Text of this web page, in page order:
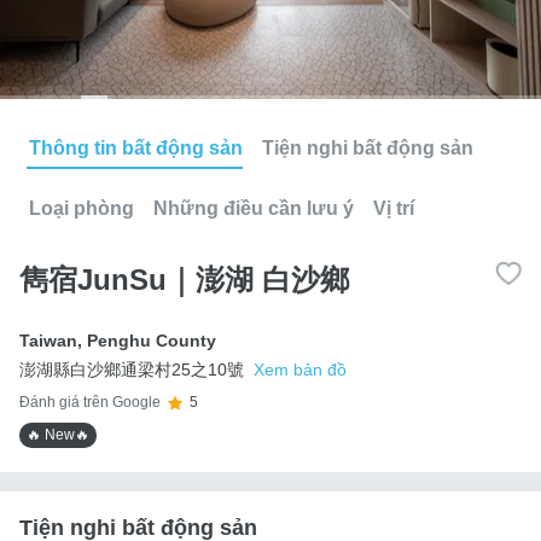
Thông tin bất động sản Tiện nghi bất động sản
Loại phòng Những điều cần lưu ý Vị trí
雋宿JunSu｜澎湖 白沙鄉
Taiwan, Penghu County
澎湖縣白沙鄉通梁村25之10號
Xem bản đồ
Đánh giá trên Google
5
🔥 New🔥
Tiện nghi bất động sản